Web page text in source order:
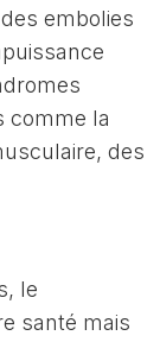
embolies
comme la
des
le
santé mais